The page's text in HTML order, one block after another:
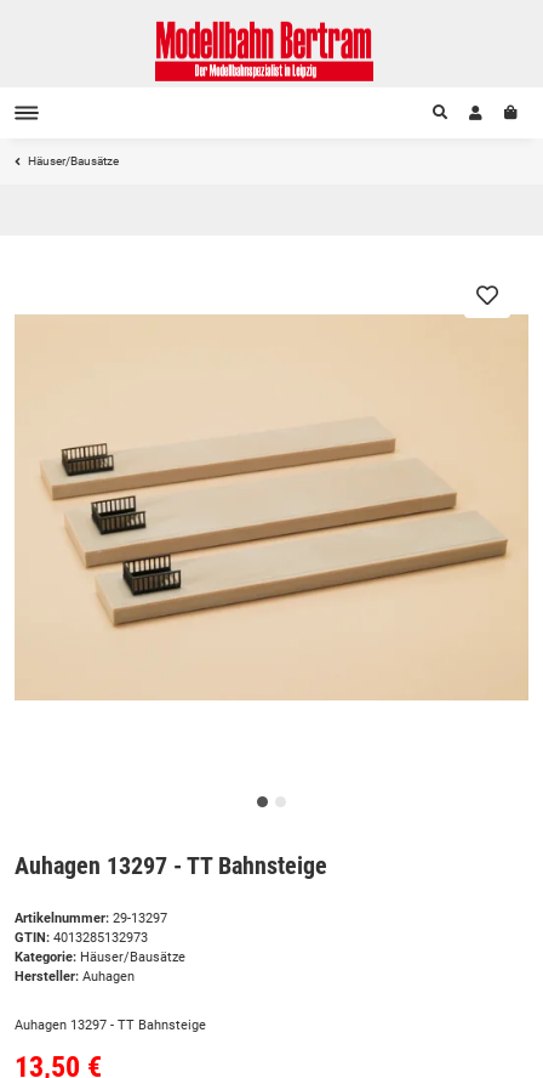
Häuser/Bausätze
Auhagen 13297 - TT Bahnsteige
Artikelnummer: 29-13297
GTIN: 4013285132973
Kategorie: Häuser/Bausätze
Hersteller: Auhagen
Auhagen 13297 - TT Bahnsteige
13,50 €